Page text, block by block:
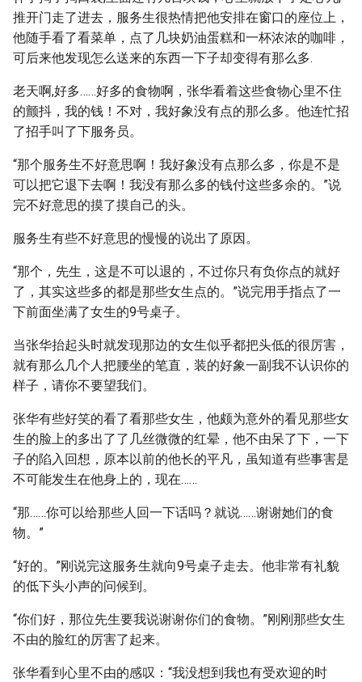
推开门走了进去，服务生很热情把他安排在窗口的座位上，
他随手看了看菜单，点了几块奶油蛋糕和一杯浓浓的咖啡，
可后来他发现怎么送来的东西一下子却变得有那么多.
老天啊,好多……好多的食物啊，张华看着这些食物心里不住
的颤抖，我的钱！不对，我好象没有点的那么多。他连忙招
了招手叫了下服务员。
“那个服务生不好意思啊！我好象没有点那么多，你是不是
可以把它退下去啊！我没有那么多的钱付这些多余的。”说
完不好意思的摸了摸自己的头。
服务生有些不好意思的慢慢的说出了原因。
“那个，先生，这是不可以退的，不过你只有负你点的就好
了，其实这些多的都是那些女生点的。”说完用手指点了一
下前面坐满了女生的9号桌子。
当张华抬起头时就发现那边的女生似乎都把头低的很厉害，
就有那么几个人把腰坐的笔直，装的好象一副我不认识你的
样子，请你不要望我们。
张华有些好笑的看了看那些女生，他颇为意外的看见那些女
生的脸上的多出了了几丝微微的红晕，他不由呆了下，一下
子的陷入回想，原本以前的他长的平凡，虽知道有些事害是
不可能发生在他身上的，现在……
“那……你可以给那些人回一下话吗？就说……谢谢她们的食
物。”
“好的。”刚说完这服务生就向9号桌子走去。他非常有礼貌
的低下头小声的问候到。
“你们好，那位先生要我说谢谢你们的食物。”刚刚那些女生
不由的脸红的厉害了起来。
张华看到心里不由的感叹：“我没想到我也有受欢迎的时